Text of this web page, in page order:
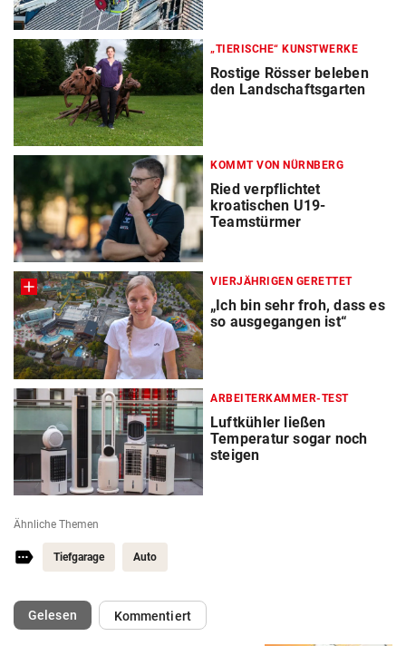
„TIERISCHE“ KUNSTWERKE
Rostige Rösser beleben
den Landschaftsgarten
KOMMT VON NÜRNBERG
Ried verpflichtet
kroatischen U19-
Teamstürmer
VIERJÄHRIGEN GERETTET
„Ich bin sehr froh, dass es
so ausgegangen ist“
ARBEITERKAMMER-TEST
Luftkühler ließen
Temperatur sogar noch
steigen
Ähnliche Themen
Tiefgarage Auto
Gelesen(ausgewählt)Kommentiert